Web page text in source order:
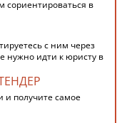
сориентироваться в
с ним через
нужно идти к юристу в
и получите самое